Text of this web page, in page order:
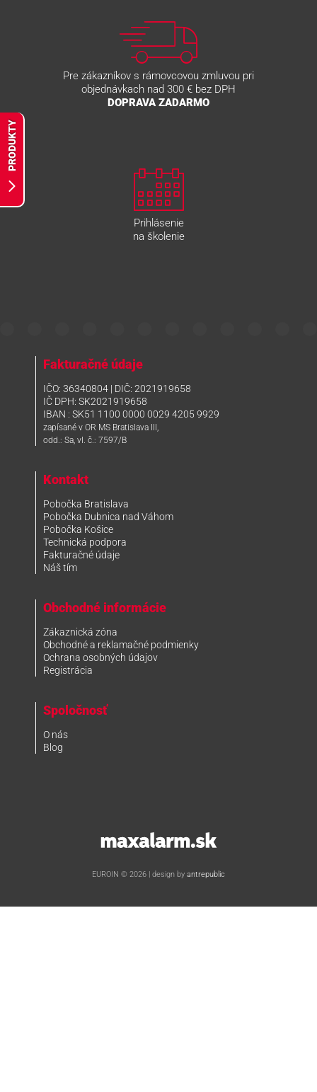
PRODUKTY
Pre zákazníkov s rámovcovou zmluvou pri
objednávkach nad 300 € bez DPH
DOPRAVA ZADARMO
Prihlásenie
na školenie
Fakturačné údaje
IČO: 36340804 | DIČ: 2021919658
IČ DPH: SK2021919658
IBAN : SK51 1100 0000 0029 4205 9929
zapísané v OR MS Bratislava III,
odd.: Sa, vl. č.: 7597/B
Kontakt
Pobočka Bratislava
Pobočka Dubnica nad Váhom
Pobočka Košice
Technická podpora
Fakturačné údaje
Náš tím
Obchodné informácie
Zákaznická zóna
Obchodné a reklamačné podmienky
Ochrana osobných údajov
Registrácia
Spoločnosť
O nás
Blog
www.maxalarm.sk
EUROIN © 2026 | design by antrepublic